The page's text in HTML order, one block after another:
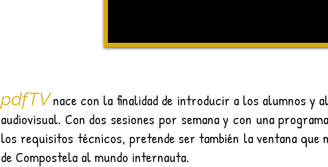
pdfTVnace con la finalidad de introducir a los alumnos y
audiovisual. Con dos sesiones por semana y con una
los requisitos técnicos, pretende ser también la ventana que
de Compostela al mundo internauta.